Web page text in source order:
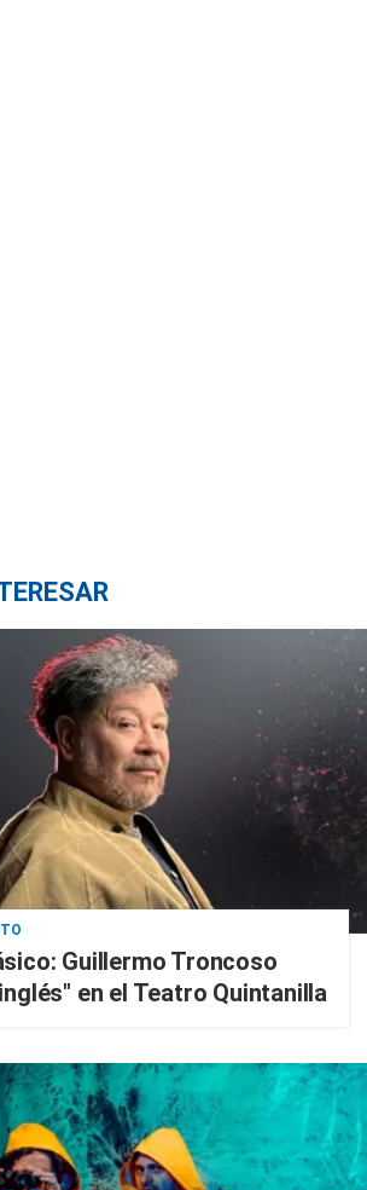
Guillermo Troncoso
en el Teatro Quintanilla